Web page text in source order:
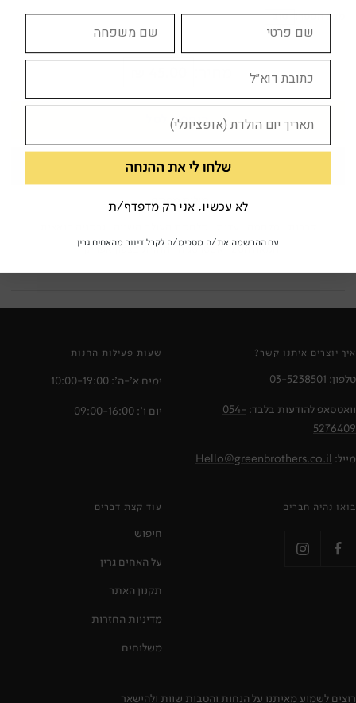
מצב הספר: טוב
הוספה לסל
קנה עכשיו
מילות מפתח:
המאה ה20
אסטרטגיה החזית בצפון אפריקה
איך יוצרים איתנו קשר?
טלפון: 03-5238501
וואטסאפ להודעות בלבד: 054-
5276409
מייל: Hello@greenbrothers.co.il
שעות פעילות החנות
ימים א'-ה': 10:00-19:00
יום ו': 09:00-16:00
בואו נהיה חברים עוד קצת דברים
חיפוש
על האחים גרין
תקנון האתר
מדיניות החזרות
משלוחים
רוצים לשמוע מאיתנו על הנחות והטבות שוות ולהישאר
שלחו לי את ההנחה
לא עכשיו, אני רק מדפדף/ת
עם ההרשמה את/ה מסכימ/ה לקבל דיוור מהאחים גרין